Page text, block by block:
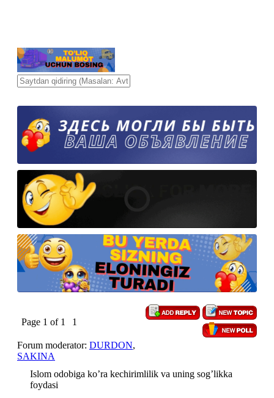
Page 1 of 1 1
Forum moderator: DURDON,
SAKINA
Islom odobiga ko’ra kechirimlilik va uning sog’likka
foydasi